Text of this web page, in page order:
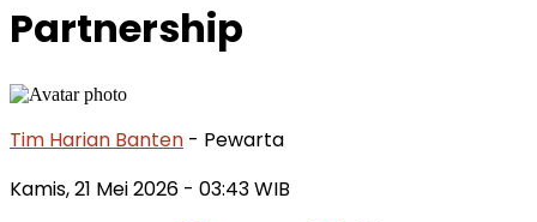
Partnership
Tim Harian Banten - Pewarta
Kamis, 21 Mei 2026 - 03:43 WIB